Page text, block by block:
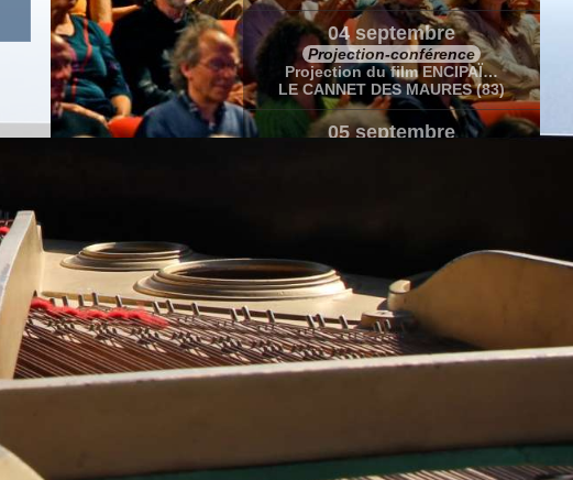
04 septembre
Projection-conférence
Projection du film ENCIPAÏ…
LE CANNET DES MAURES (83)
05 septembre
Rendre belles les fausses notes de…
LE CANNET DES MAURES (83)
12 septembre
Concert lectures et photographies
Soif de vie « Théâtre et impros…
Caravane Amoureuse
Caravane amoureuse en Polynésie…